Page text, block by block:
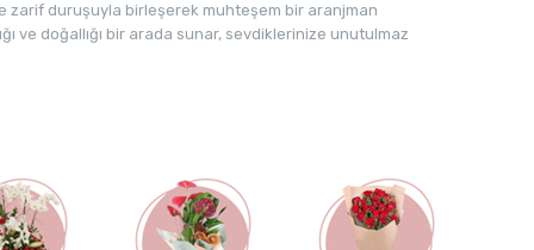
zarif duruşuyla birleşerek muhteşem bir aranjman
ve doğallığı bir arada sunar, sevdiklerinize unutulmaz